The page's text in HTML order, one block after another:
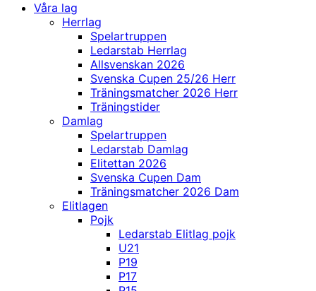
Våra lag
Herrlag
Spelartruppen
Ledarstab Herrlag
Allsvenskan 2026
Svenska Cupen 25/26 Herr
Träningsmatcher 2026 Herr
Träningstider
Damlag
Spelartruppen
Ledarstab Damlag
Elitettan 2026
Svenska Cupen Dam
Träningsmatcher 2026 Dam
Elitlagen
Pojk
Ledarstab Elitlag pojk
U21
P19
P17